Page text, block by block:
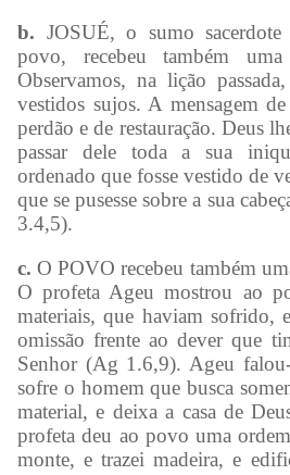
b. JOSUÉ, o sumo
povo, recebeu também uma
Observamos, na lição
vestidos sujos. A mensagem
perdão e de restauração. Deus
passar dele toda a sua
ordenado que fosse vestido de
que se pusesse sobre a sua
3.4,5).
c. O POVO recebeu também
O profeta Ageu mostrou ao
materiais, que haviam sofrido,
omissão frente ao dever que
Senhor (Ag 1.6,9). Ageu
sofre o homem que busca
material, e deixa a casa de
profeta deu ao povo uma
monte, e trazei madeira, e